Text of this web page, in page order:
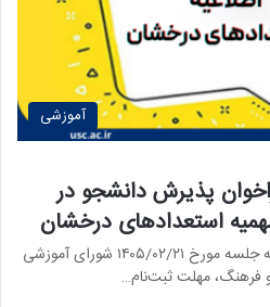
آموزشی
پذیرش دانشجو در
استعدادهای درخشان
به اطلاع می‌رساند بر اساس مصوبه جلسه مورخ ۱۴۰۵/۰۲/۲۱ شورای آموزشی
فرهنگ، مهلت ثبت‌نام…